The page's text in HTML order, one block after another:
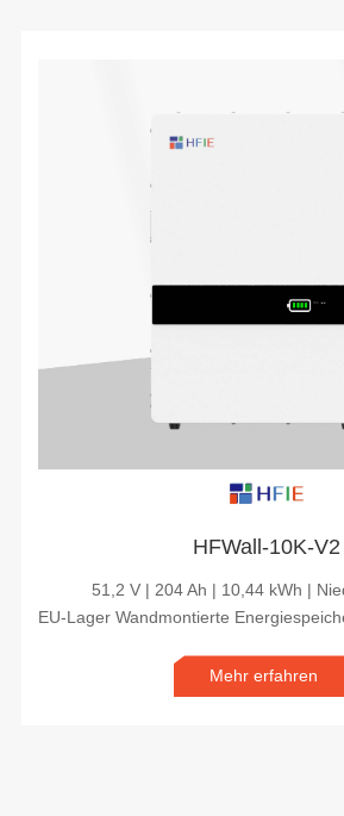
HFWall-10K-V2
51,2 V | 204 Ah | 10,44 kWh |
Mehr erfahren